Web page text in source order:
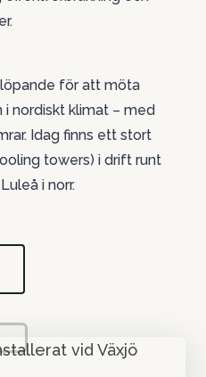
för att möta
nordiskt klimat – med
Idag finns ett stort
towers) i drift runt
i norr.